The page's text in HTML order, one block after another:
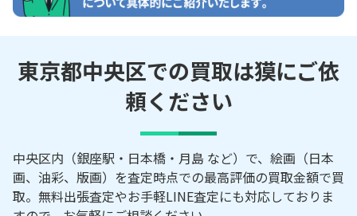
東京都中央区での買取は獏にご依
頼ください
中央区内（銀座駅・日本橋・月島 など）で、絵画（日本
画、油彩、版画）を査定時点での最高評価の買取金額で買
取。無料出張査定やお手軽LINE査定にも対応しておりま